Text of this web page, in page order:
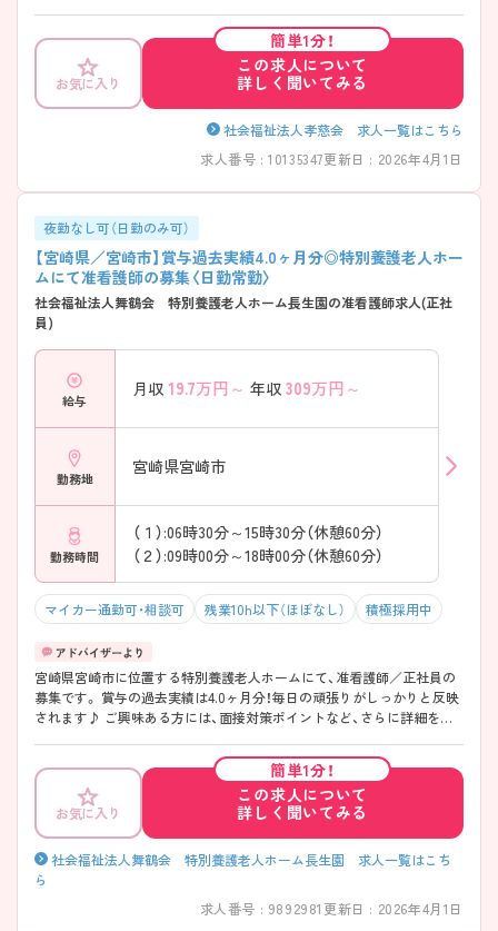
イントなど、さらに詳細をお話しいたしますのでお気軽にご相談くださ
い！
お気に入り
簡単1分！
この求人について
詳しく聞いてみる
社会福祉法人孝慈会 求人一覧はこちら
求人番号 : 10135347更新日 : 2026年4月1日
夜勤なし可（日勤のみ可）
【宮崎県／宮崎市】賞与過去実績4.0ヶ月分◎特別養護老人ホー
ムにて准看護師の募集〈日勤常勤〉
社会福祉法人舞鶴会 特別養護老人ホーム長生園の准看護師求人(正社
員)
給与
月収 19.7万円～ 年収 309万円～
勤務地
宮崎県宮崎市
勤務時間
（１）:06時30分～15時30分（休憩60分）
（２）:09時00分～18時00分（休憩60分）
マイカー通勤可・相談可 残業10h以下（ほぼなし） 積極採用中
宮崎県宮崎市に位置する特別養護老人ホームにて、准看護師／正社員の
募集です。 賞与の過去実績は4.0ヶ月分！毎日の頑張りがしっかりと反映
されます♪ ご興味ある方には、面接対策ポイントなど、さらに詳細をお
お気に入り
簡単1分！
この求人について
詳しく聞いてみる
社会福祉法人舞鶴会 特別養護老人ホーム長生園 求人一覧はこち
ら
求人番号 : 9892981 更新日 : 2026年4月1日